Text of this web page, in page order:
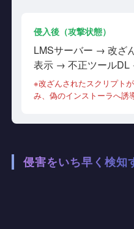
侵入後（攻撃状態）
LMSサーバー → 改ざ
表示 → 不正ツールDL
※改ざんされたスクリプト
み、偽のインストーラへ誘
侵害をいち早く検知